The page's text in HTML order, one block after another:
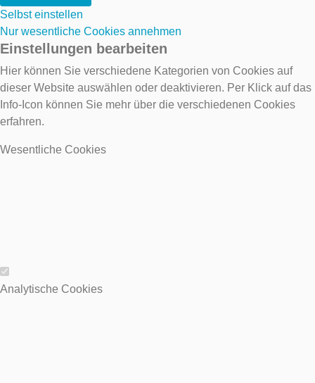
Selbst einstellen
Nur wesentliche Cookies annehmen
Einstellungen bearbeiten
Hier können Sie verschiedene Kategorien von Cookies auf
dieser Website auswählen oder deaktivieren. Per Klick auf das
Info-Icon können Sie mehr über die verschiedenen Cookies
erfahren.
Wesentliche Cookies
Wesentliche Cookies
Analytische Cookies